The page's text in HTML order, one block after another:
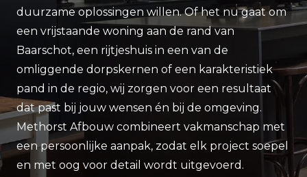
duurzame oplossingen willen. Of het nu gaat om
een vrijstaande woning aan de rand van
Baarschot, een rijtjeshuis in een van de
omliggende dorpskernen of een karakteristiek
pand in de regio, wij zorgen voor een resultaat
dat past bij jouw wensen én bij de omgeving.
Methorst Afbouw combineert vakmanschap met
een persoonlijke aanpak, zodat elk project soepel
en met oog voor detail wordt uitgevoerd.